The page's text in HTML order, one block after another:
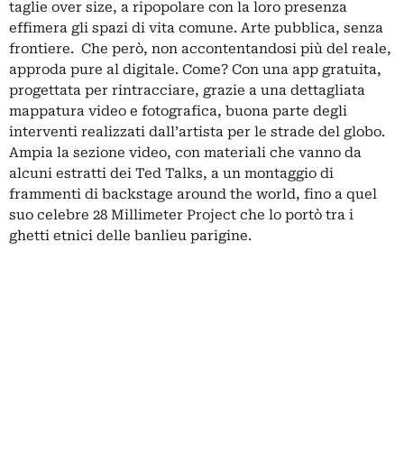
taglie over size, a ripopolare con la loro presenza
effimera gli spazi di vita comune. Arte pubblica, senza
frontiere. Che però, non accontentandosi più del reale,
approda pure al digitale. Come? Con una app gratuita,
progettata per rintracciare, grazie a una dettagliata
mappatura video e fotografica, buona parte degli
interventi realizzati dall’artista per le strade del globo.
Ampia la sezione video, con materiali che vanno da
alcuni estratti dei Ted Talks, a un montaggio di
frammenti di backstage around the world, fino a quel
suo celebre 28 Millimeter Project che lo portò tra i
ghetti etnici delle banlieu parigine.